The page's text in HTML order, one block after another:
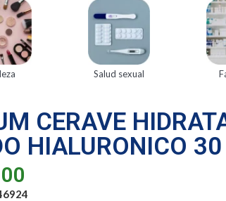
Salud sexual
CERAVE
HIALURONICO